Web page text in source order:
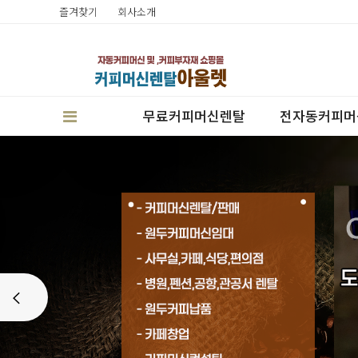
즐겨찾기 회사소개
무료커피머신렌탈 전자동커피머
판매
렌탈
캔시머실링기